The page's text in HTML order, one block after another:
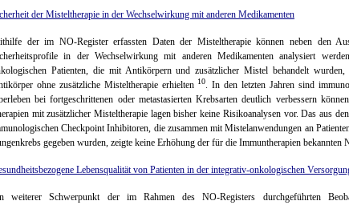
der Misteltherapie in der Wechselwirkung mit anderen Medikamenten
der im NO-Register erfassten Daten der Misteltherapie können neben den
in der Wechselwirkung mit anderen Medikamenten analysiert
Patienten, die mit Antikörpern und zusätzlicher Mistel behandelt
ohne zusätzliche Misteltherapie erhielten 10. In den letzten Jahren sind
bei fortgeschrittenen oder metastasierten Krebsarten deutlich verbessern
mit zusätzlicher Misteltherapie lagen bisher keine Risikoanalysen vor. Das aus
Checkpoint Inhibitoren, die zusammen mit Mistelanwendungen an
gegeben wurden, zeigte keine Erhöhung der für die Immuntherapien bekannten
Lebensqualität von Patienten in der integrativ-onkologischen
weiterer Schwerpunkt der im Rahmen des NO-Registers durchgeführten